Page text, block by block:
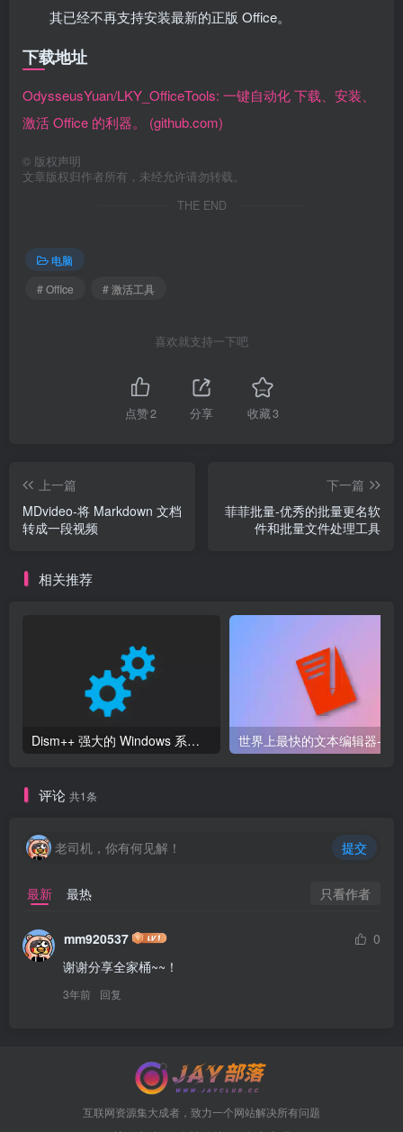
其已经不再支持安装最新的正版 Office。
下载地址
OdysseusYuan/LKY_OfficeTools: 一键自动化 下载、安装、
激活 Office 的利器。 (github.com)
© 版权声明
文章版权归作者所有，未经允许请勿转载。
THE END
电脑
# Office
# 激活工具
喜欢就支持一下吧
点赞2 分享 收藏3
上一篇
MDvideo-将 Markdown 文档
转成一段视频
下一篇
菲菲批量-优秀的批量更名软
件和批量文件处理工具
相关推荐
Dism++ 强大的 Windows 系统优化工具
评论 共1条
老司机，你有何见解！ 提交
最新 最热 只看作者
mm920537
0
谢谢分享全家桶~~！
3年前 回复
互联网资源集大成者，致力一个网站解决所有问题